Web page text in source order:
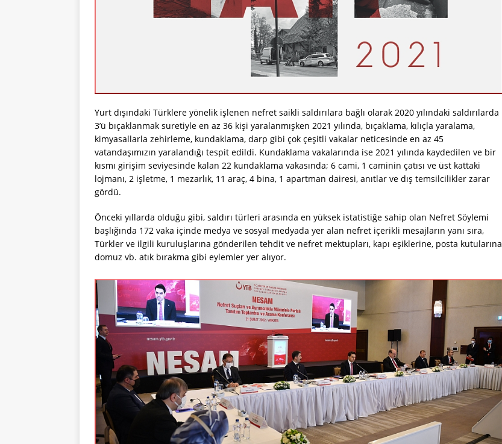
Yurt dışındaki Türklere yönelik işlenen nefret saikli saldırılara bağlı olarak 2020 yılındaki saldırılarda
3’ü bıçaklanmak suretiyle en az 36 kişi yaralanmışken 2021 yılında, bıçaklama, kılıçla yaralama,
kimyasallarla zehirleme, kundaklama, darp gibi çok çeşitli vakalar neticesinde en az 45
vatandaşımızın yaralandığı tespit edildi. Kundaklama vakalarında ise 2021 yılında kaydedilen ve bir
kısmı girişim seviyesinde kalan 22 kundaklama vakasında; 6 cami, 1 caminin çatısı ve üst kattaki
lojmanı, 2 işletme, 1 mezarlık, 11 araç, 4 bina, 1 apartman dairesi, anıtlar ve dış temsilcilikler zarar
gördü.
Önceki yıllarda olduğu gibi, saldırı türleri arasında en yüksek istatistiğe sahip olan Nefret Söylemi
başlığında 172 vaka içinde medya ve sosyal medyada yer alan nefret içerikli mesajların yanı sıra,
Türkler ve ilgili kuruluşlarına gönderilen tehdit ve nefret mektupları, kapı eşiklerine, posta kutularına
domuz vb. atık bırakma gibi eylemler yer alıyor.